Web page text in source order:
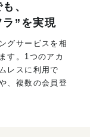
、
”を実現
グサービスを相
す。1つのアカ
レスに利用で
、複数の会員登